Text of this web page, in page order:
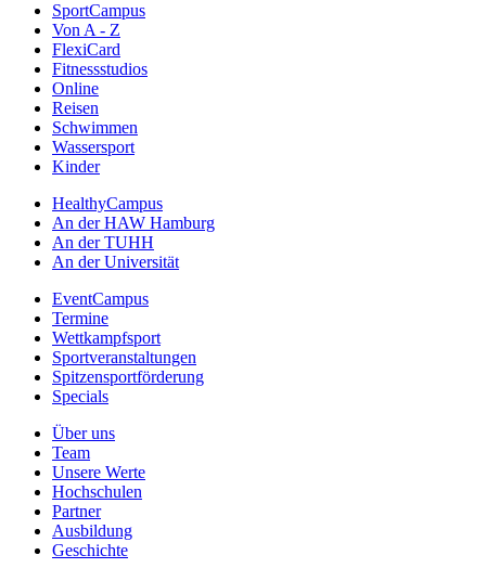
SportCampus
Von A - Z
FlexiCard
Fitnessstudios
Online
Reisen
Schwimmen
Wassersport
Kinder
HealthyCampus
An der HAW Hamburg
An der TUHH
An der Universität
EventCampus
Termine
Wettkampfsport
Sportveranstaltungen
Spitzensportförderung
Specials
Über uns
Team
Unsere Werte
Hochschulen
Partner
Ausbildung
Geschichte